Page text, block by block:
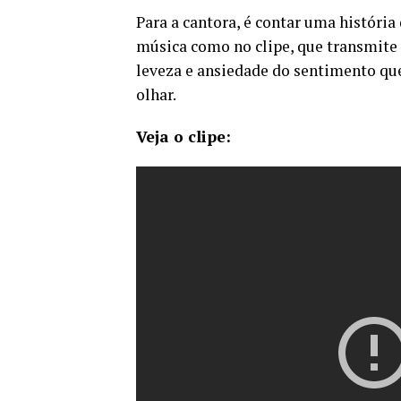
Para a cantora, é contar uma
música como no clipe, que
leveza e ansiedade do sentimento
olhar.
Veja o clipe: